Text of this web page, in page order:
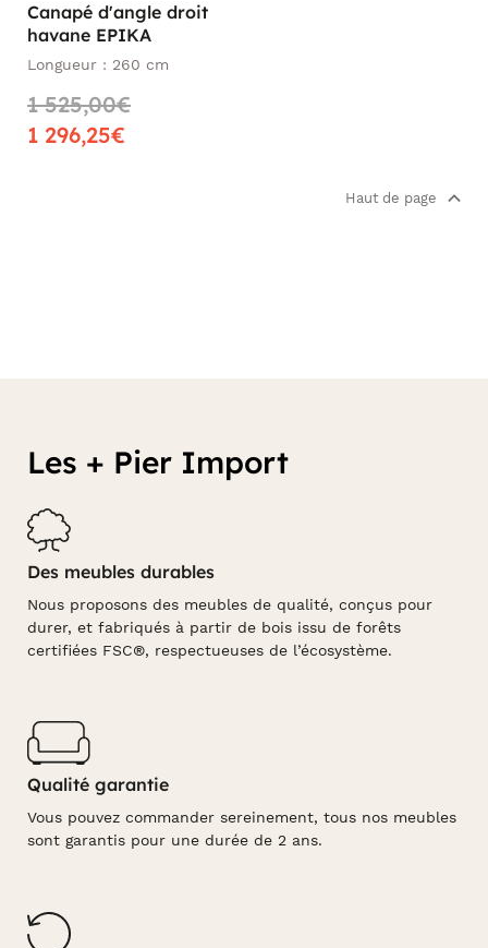
Canapé d'angle droit
havane EPIKA
Longueur : 260 cm
1 525,00€
1 296,25€
Haut de page
Les + Pier Import
Des meubles durables
Nous proposons des meubles de qualité, conçus pour
durer, et fabriqués à partir de bois issu de forêts
certifiées FSC®, respectueuses de l’écosystème.
Qualité garantie
Vous pouvez commander sereinement, tous nos meubles
sont garantis pour une durée de 2 ans.